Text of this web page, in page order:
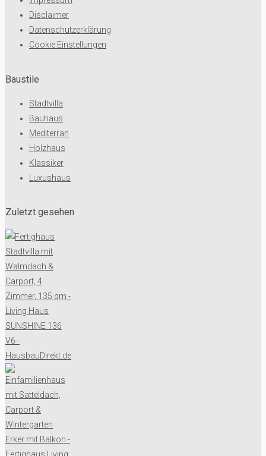
Baustile
Stadtvilla
Bauhaus
Mediterran
Holzhaus
Klassiker
Luxushaus
Disclaimer
Datenschutzerklärung
Cookie Einstellungen
Zuletzt gesehen